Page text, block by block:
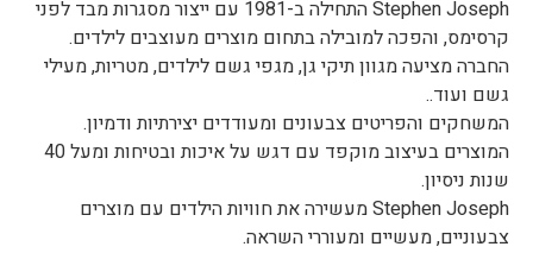
Stephen Joseph התחילה ב-1981 עם ייצור מסגרות מבד לפני
קרסימס, והפכה למובילה בתחום מוצרים מעוצבים לילדים.
החברה מציעה מגוון תיקי גן, מגפי גשם לילדים, מטריות, מעילי
גשם ועוד..
המשחקים והפריטים צבעונים ומעודדים יצירתיות ודמיון.
המוצרים בעיצוב מוקפד עם דגש על איכות ובטיחות ומעל 40
שנות ניסיון.
Stephen Joseph מעשירה את חוויות הילדים עם מוצרים
צבעוניים, מעשיים ומעוררי השראה.